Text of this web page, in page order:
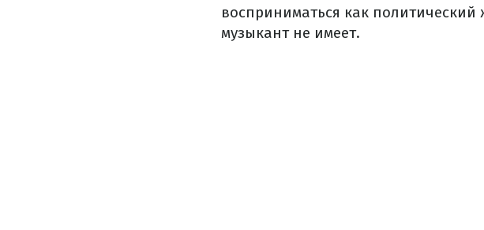
восприниматься как
музыкант не имеет.